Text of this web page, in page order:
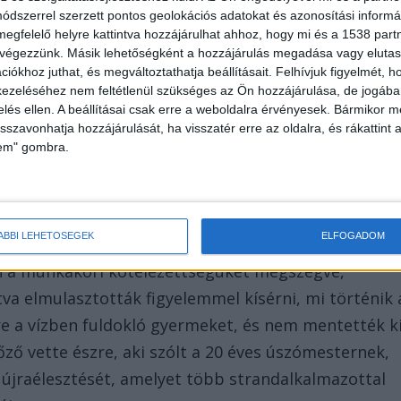
szerzett pontos geolokációs adatokat és azonosítási
helyre kattintva hozzájárulhat ahhoz, hogy mi és a 1538
Másik lehetőségként a hozzájárulás megadása vagy
juthat, és megváltoztathatja beállításait. Felhívjuk figyelmét,
nem feltétlenül szükséges az Ön hozzájárulása, de
ellen. A beállításai csak erre a weboldalra érvényesek. Bármikor
hozzájárulását, ha visszatér erre az oldalra, és rákattint
gombra.
LEHETŐSÉGEK ELFOGADOM
ötéves kisfiú felnőtt személy felügyelete nélkül
beugrott a strandmedencébe. A vízbe
a labda, melynek következtében a
próbált a felszínen maradni.
testvérpár egymást felváltva látta el az
munkaköri kötelezettségüket megszegve,
elmulasztották figyelemmel kísérni, mi történik
a vízben fuldokló gyermeket, és nem mentették ki
vette észre, aki szólt a 20 éves úszómesternek,
amelyet több strandalkalmazottal